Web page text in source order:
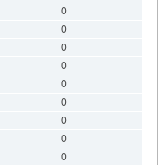
0
0
0
0
0
0
0
0
0